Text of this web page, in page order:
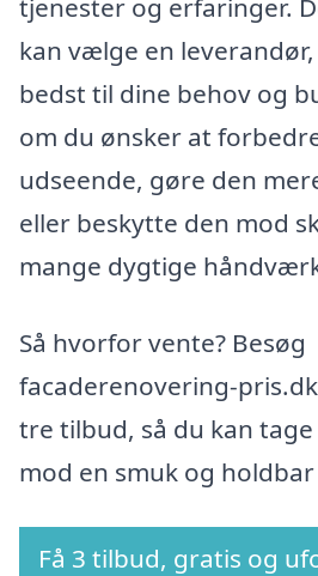
tjenester og erfaringer.
kan vælge en
bedst til dine behov og
om du ønsker at
udseende, gøre den
eller beskytte den mod
mange dygtige
Så hvorfor vente? Besøg
facaderenovering-
tre tilbud, så du kan
mod en smuk og
Få 3 tilbud, gratis og